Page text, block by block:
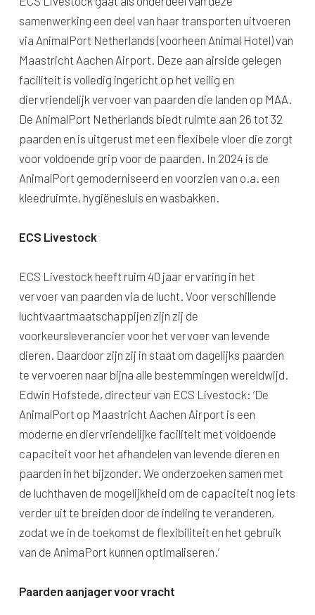
samenwerking een deel van haar transporten uitvoeren
via AnimalPort Netherlands (voorheen Animal Hotel) van
Maastricht Aachen Airport. Deze aan airside gelegen
faciliteit is volledig ingericht op het veilig en
diervriendelijk vervoer van paarden die landen op MAA.
De AnimalPort Netherlands biedt ruimte aan 26 tot 32
paarden en is uitgerust met een flexibele vloer die zorgt
voor voldoende grip voor de paarden. In 2024 is de
AnimalPort gemoderniseerd en voorzien van o.a. een
kleedruimte, hygiënesluis en wasbakken.
ECS Livestock
ECS Livestock heeft ruim 40 jaar ervaring in het
vervoer van paarden via de lucht. Voor verschillende
luchtvaartmaatschappijen zijn zij de
voorkeursleverancier voor het vervoer van levende
dieren. Daardoor zijn zij in staat om dagelijks paarden
te vervoeren naar bijna alle bestemmingen wereldwijd.
Edwin Hofstede, directeur van ECS Livestock: ‘De
AnimalPort op Maastricht Aachen Airport is een
moderne en diervriendelijke faciliteit met voldoende
capaciteit voor het afhandelen van levende dieren en
paarden in het bijzonder. We onderzoeken samen met
de luchthaven de mogelijkheid om de capaciteit nog iets
verder uit te breiden door de indeling te veranderen,
zodat we in de toekomst de flexibiliteit en het gebruik
van de AnimaPort kunnen optimaliseren.’
Paarden aanjager voor vracht